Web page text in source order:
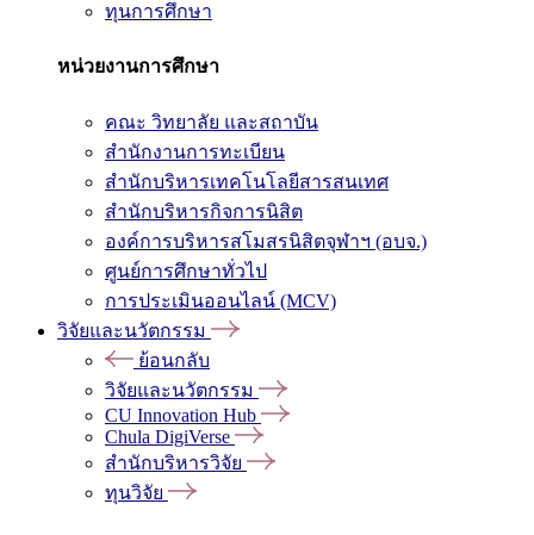
ทุนการศึกษา
หน่วยงานการศึกษา
คณะ วิทยาลัย และสถาบัน
สำนักงานการทะเบียน
สำนักบริหารเทคโนโลยีสารสนเทศ
สำนักบริหารกิจการนิสิต
องค์การบริหารสโมสรนิสิตจุฬาฯ (อบจ.)
ศูนย์การศึกษาทั่วไป
การประเมินออนไลน์ (MCV)
วิจัยและนวัตกรรม
ย้อนกลับ
วิจัยและนวัตกรรม
CU Innovation Hub
Chula DigiVerse
สำนักบริหารวิจัย
ทุนวิจัย